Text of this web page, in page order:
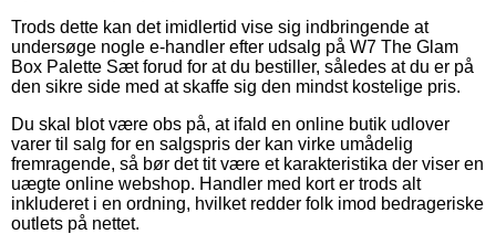
Trods dette kan det imidlertid vise sig indbringende at
undersøge nogle e-handler efter udsalg på W7 The Glam
Box Palette Sæt forud for at du bestiller, således at du er på
den sikre side med at skaffe sig den mindst kostelige pris.
Du skal blot være obs på, at ifald en online butik udlover
varer til salg for en salgspris der kan virke umådelig
fremragende, så bør det tit være et karakteristika der viser en
uægte online webshop. Handler med kort er trods alt
inkluderet i en ordning, hvilket redder folk imod bedrageriske
outlets på nettet.